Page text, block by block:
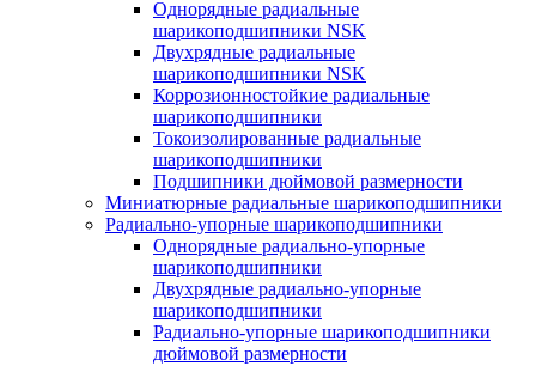
Однорядные радиальные
шарикоподшипники NSK
Двухрядные радиальные
шарикоподшипники NSK
Коррозионностойкие радиальные
шарикоподшипники
Токоизолированные радиальные
шарикоподшипники
Подшипники дюймовой размерности
Миниатюрные радиальные шарикоподшипники
Радиально-упорные шарикоподшипники
Однорядные радиально-упорные
шарикоподшипники
Двухрядные радиально-упорные
шарикоподшипники
Радиально-упорные шарикоподшипники
дюймовой размерности